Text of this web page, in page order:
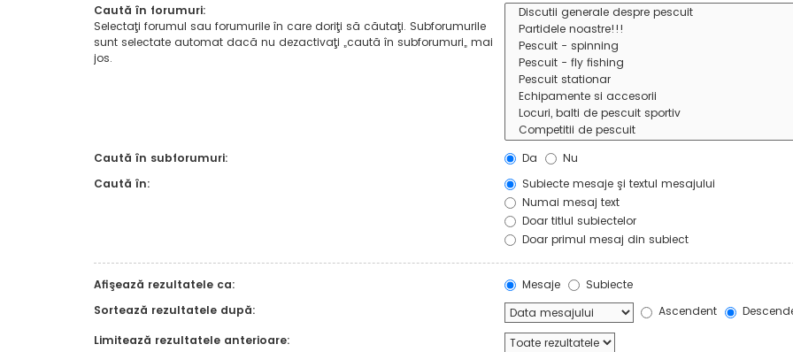
Caută în forumuri:
Selectaţi forumul sau forumurile în care doriţi să căutaţi. Subforumurile
sunt selectate automat dacă nu dezactivaţi „caută în subforumuri„ mai
jos.
Caută în subforumuri: Da
Nu
Caută în:
Subiecte mesaje şi textul mesajului
Numai mesaj text
Doar titlul subiectelor
Doar primul mesaj din subiect
Afişează rezultatele ca: Mesaje
Subiecte
Sortează rezultatele după:
Ascendent
Limitează rezultatele anterioare: